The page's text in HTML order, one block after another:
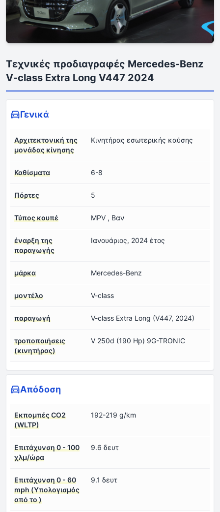
Τεχνικές προδιαγραφές Mercedes-Benz
V-class Extra Long V447 2024
Γενικά
Αρχιτεκτονική της
μονάδας κίνησης
Κινητήρας εσωτερικής καύσης
Καθίσματα 6-8
Πόρτες 5
Τύπος κουπέ MPV , Βαν
έναρξη της
παραγωγής
Ιανουάριος, 2024 έτος
μάρκα Mercedes-Benz
μοντέλο V-class
παραγωγή V-class Extra Long (V447, 2024)
τροποποιήσεις
(κινητήρας)
V 250d (190 Hp) 9G-TRONIC
Απόδοση
Εκπομπές CO2
(WLTP)
192-219 g/km
Επιτάχυνση 0 - 100
χλμ/ώρα
9.6 δευτ
Επιτάχυνση 0 - 60
mph (Υπολογισμός
από το )
9.1 δευτ